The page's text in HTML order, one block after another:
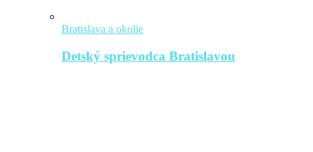
Bratislava a okolie
Detský sprievodca Bratislavou